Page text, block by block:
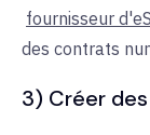
fournisseur
des contrats
3) Créer